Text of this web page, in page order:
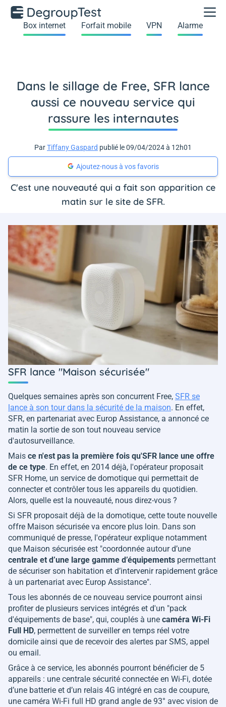
Box internet Forfait mobile VPN Alarme
Dans le sillage de Free, SFR lance
aussi ce nouveau service qui
rassure les internautes
ParTiffany Gaspard publié le 09/04/2024 à 12h01
Ajoutez-nous à vos favoris
C'est une nouveauté qui a fait son apparition ce
matin sur le site de SFR.
SFR lance "Maison sécurisée"
Quelques semaines après son concurrent Free, SFR se
lance à son tour dans la sécurité de la maison. En effet,
SFR, en partenariat avec Europ Assistance, a annoncé ce
matin la sortie de son tout nouveau service
d'autosurveillance.
Mais ce n'est pas la première fois qu'SFR lance une offre
de ce type. En effet, en 2014 déjà, l'opérateur proposait
SFR Home, un service de domotique qui permettait de
connecter et contrôler tous les appareils du quotidien.
Alors, quelle est la nouveauté, nous direz-vous ?
Si SFR proposait déjà de la domotique, cette toute nouvelle
offre Maison sécurisée va encore plus loin. Dans son
communiqué de presse, l'opérateur explique notamment
que Maison sécurisée est "coordonnée autour d’une
centrale et d’une large gamme d’équipements permettant
de sécuriser son habitation et d’intervenir rapidement grâce
à un partenariat avec Europ Assistance".
Tous les abonnés de ce nouveau service pourront ainsi
profiter de plusieurs services intégrés et d'un "pack
d'équipements de base", qui, couplés à une caméra Wi-Fi
Full HD, permettent de surveiller en temps réel votre
domicile ainsi que de recevoir des alertes par SMS, appel
ou email.
Grâce à ce service, les abonnés pourront bénéficier de 5
appareils : une centrale sécurité connectée en Wi-Fi, dotée
d’une batterie et d’un relais 4G intégré en cas de coupure,
une caméra Wi-Fi full HD grand angle de 93° avec vision de